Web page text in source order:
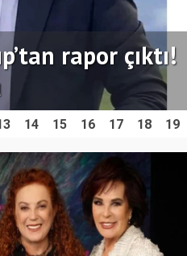
rapor çıktı!
14 15 16 17 18 19